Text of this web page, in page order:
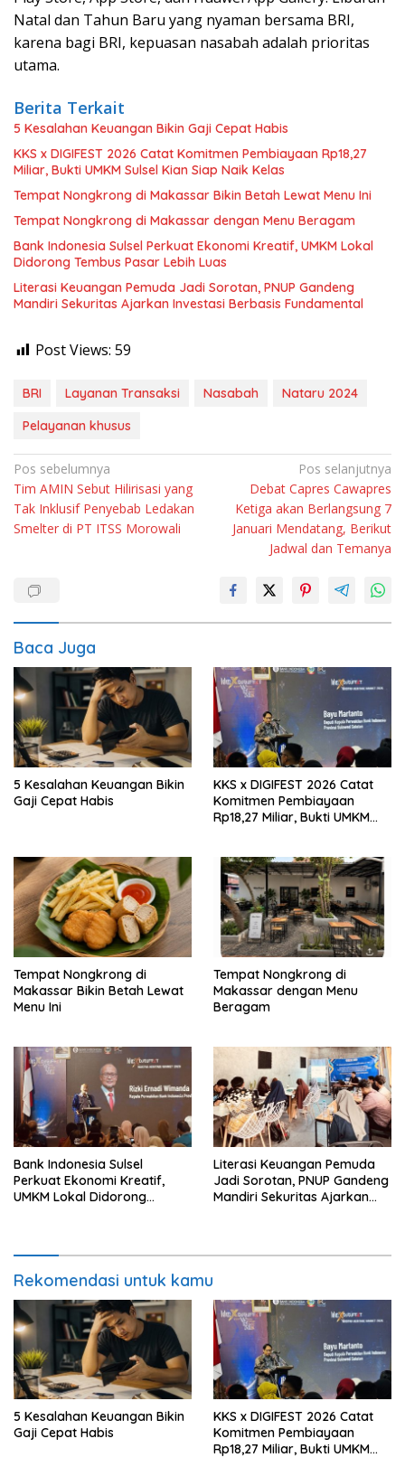
Natal dan Tahun Baru yang nyaman bersama BRI,
karena bagi BRI, kepuasan nasabah adalah prioritas
utama.
Berita Terkait
5 Kesalahan Keuangan Bikin Gaji Cepat Habis
KKS x DIGIFEST 2026 Catat Komitmen Pembiayaan Rp18,27
Miliar, Bukti UMKM Sulsel Kian Siap Naik Kelas
Tempat Nongkrong di Makassar Bikin Betah Lewat Menu Ini
Tempat Nongkrong di Makassar dengan Menu Beragam
Bank Indonesia Sulsel Perkuat Ekonomi Kreatif, UMKM Lokal
Didorong Tembus Pasar Lebih Luas
Literasi Keuangan Pemuda Jadi Sorotan, PNUP Gandeng
Mandiri Sekuritas Ajarkan Investasi Berbasis Fundamental
Post Views: 59
BRI Layanan Transaksi Nasabah
Nataru 2024
Pelayanan khusus
Navigasi
pos
Pos sebelumnya
Tim AMIN Sebut Hilirisasi yang
Tak Inklusif Penyebab Ledakan
Smelter di PT ITSS Morowali
Pos selanjutnya
Debat Capres Cawapres
Ketiga akan Berlangsung 7
Januari Mendatang, Berikut
Jadwal dan Temanya
Baca Juga
5 Kesalahan Keuangan Bikin
Gaji Cepat Habis
KKS x DIGIFEST 2026 Catat
Komitmen Pembiayaan
Rp18,27 Miliar, Bukti UMKM
Tempat Nongkrong di
Makassar Bikin Betah Lewat
Menu Ini
Tempat Nongkrong di
Makassar dengan Menu
Beragam
Bank Indonesia Sulsel
Perkuat Ekonomi Kreatif,
UMKM Lokal Didorong
Literasi Keuangan Pemuda
Jadi Sorotan, PNUP Gandeng
Mandiri Sekuritas Ajarkan
Rekomendasi untuk kamu
5 Kesalahan Keuangan Bikin
Gaji Cepat Habis
KKS x DIGIFEST 2026 Catat
Komitmen Pembiayaan
Rp18,27 Miliar, Bukti UMKM